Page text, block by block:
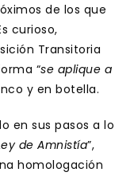
de los que
curioso,
Transitoria
“se aplique a
y en botella.
en sus pasos a lo
de Amnistía”,
homologación